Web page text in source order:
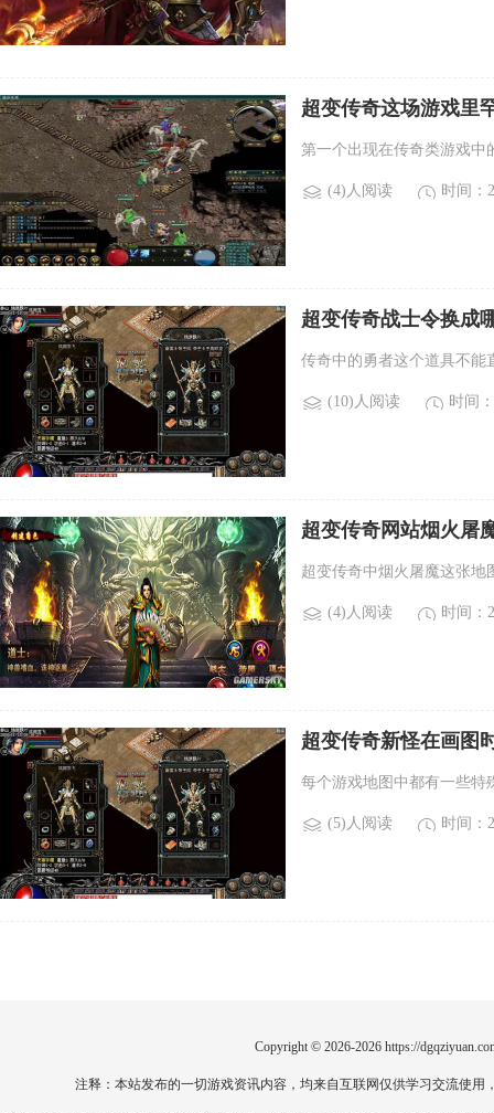
超变传奇这场游戏里
第一个出现在传奇类游戏中
(4)人阅读 时间：
超变传奇战士令换成
传奇中的勇者这个道具不能
(10)人阅读 时间
超变传奇网站烟火屠
超变传奇中烟火屠魔这张地
(4)人阅读 时间：
超变传奇新怪在画图
每个游戏地图中都有一些特
(5)人阅读 时间：
Copyright © 2026-2026 https://
注释：本站发布的一切游戏资讯内容，均来自互联网仅供学习交流使